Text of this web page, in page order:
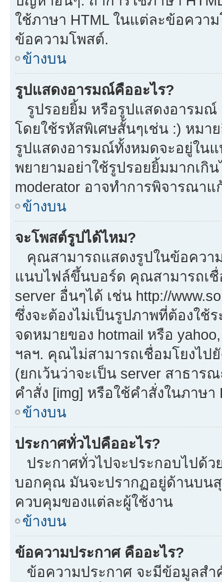
ใช้ภาษา HTML ในแต่ละข้อคว
ข้อความโพสต์.
ข้างบน
รูปแสดงอารมณ์คืออะไร?
รูปรอยยิ้ม หรือรูปแสดงอารมณ์
โดยใช้รหัสพิเศษสั้นๆเช่น :) หมา
รูปแสดงอารมณ์ทั้งหมดจะอยู่ใน
พยายามอย่าใช้รูปรอยยิ้มมากเกิ
moderator อาจทำการพิจารณา
ข้างบน
จะโพสต์รูปได้ไหม?
คุณสามารถแสดงรูปในข้อควา
แนบไฟล์ขึ้นบอร์ด คุณสามารถเชื่
server อื่นๆได้ เช่น http://
ซึ่งจะต้องไม่เป็นรูปภาพที่ต้องใช้
จดหมายของ hotmail หรือ
ฯลฯ. คุณไม่สามารถเชื่อมโยงไป
(ยกเว้นว่าจะเป็น server สาธาร
คำสั่ง [img] หรือใช้คำสั่งในภาษ
ข้างบน
ประกาศทั่วไปคืออะไร?
ประกาศทั่วไปจะประกอบไปด้
บอกคุณ มันจะปรากฏอยู่ด้านบน
ควบคุมของแต่ละผู้ใช้งาน
ข้างบน
ข้อความประกาศ คืออะไร?
ข้อความประกาศ จะมีข้อมูลส